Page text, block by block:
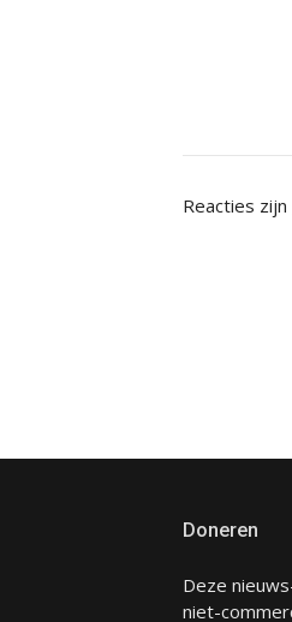
Reacties
Doneren
Deze
niet-